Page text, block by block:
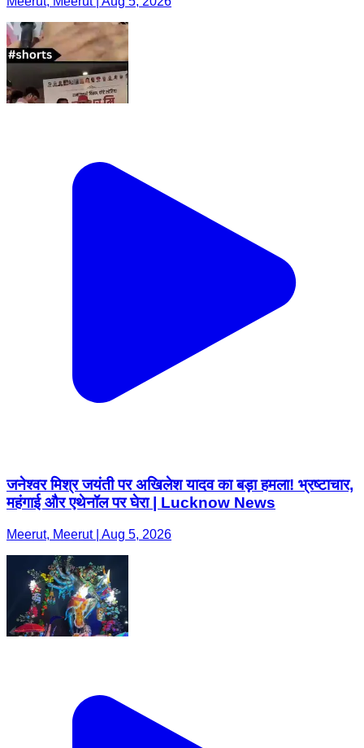
जनेश्वर मिश्र जयंती पर अखिलेश यादव का बड़ा हमला! भ्रष्टाचार,
महंगाई और एथेनॉल पर घेरा | Lucknow News
Meerut, Meerut | Aug 5, 2026